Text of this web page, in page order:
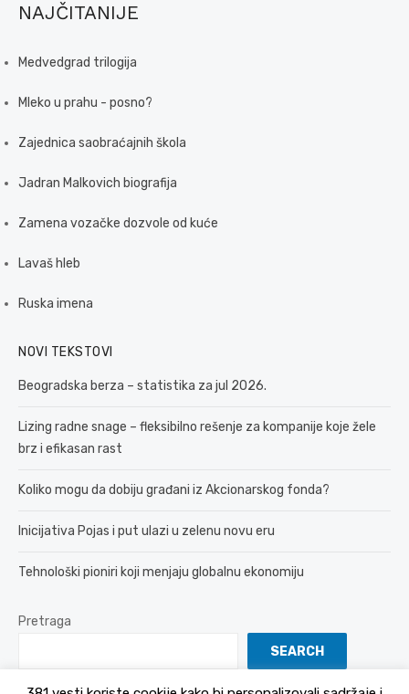
NAJČITANIJE
Medvedgrad trilogija
Mleko u prahu - posno?
Zajednica saobraćajnih škola
Jadran Malkovich biografija
Zamena vozačke dozvole od kuće
Lavaš hleb
Ruska imena
NOVI TEKSTOVI
Beogradska berza – statistika za jul 2026.
Lizing radne snage – fleksibilno rešenje za kompanije koje žele
brz i efikasan rast
Koliko mogu da dobiju građani iz Akcionarskog fonda?
Inicijativa Pojas i put ulazi u zelenu novu eru
Tehnološki pioniri koji menjaju globalnu ekonomiju
Pretraga
SEARCH